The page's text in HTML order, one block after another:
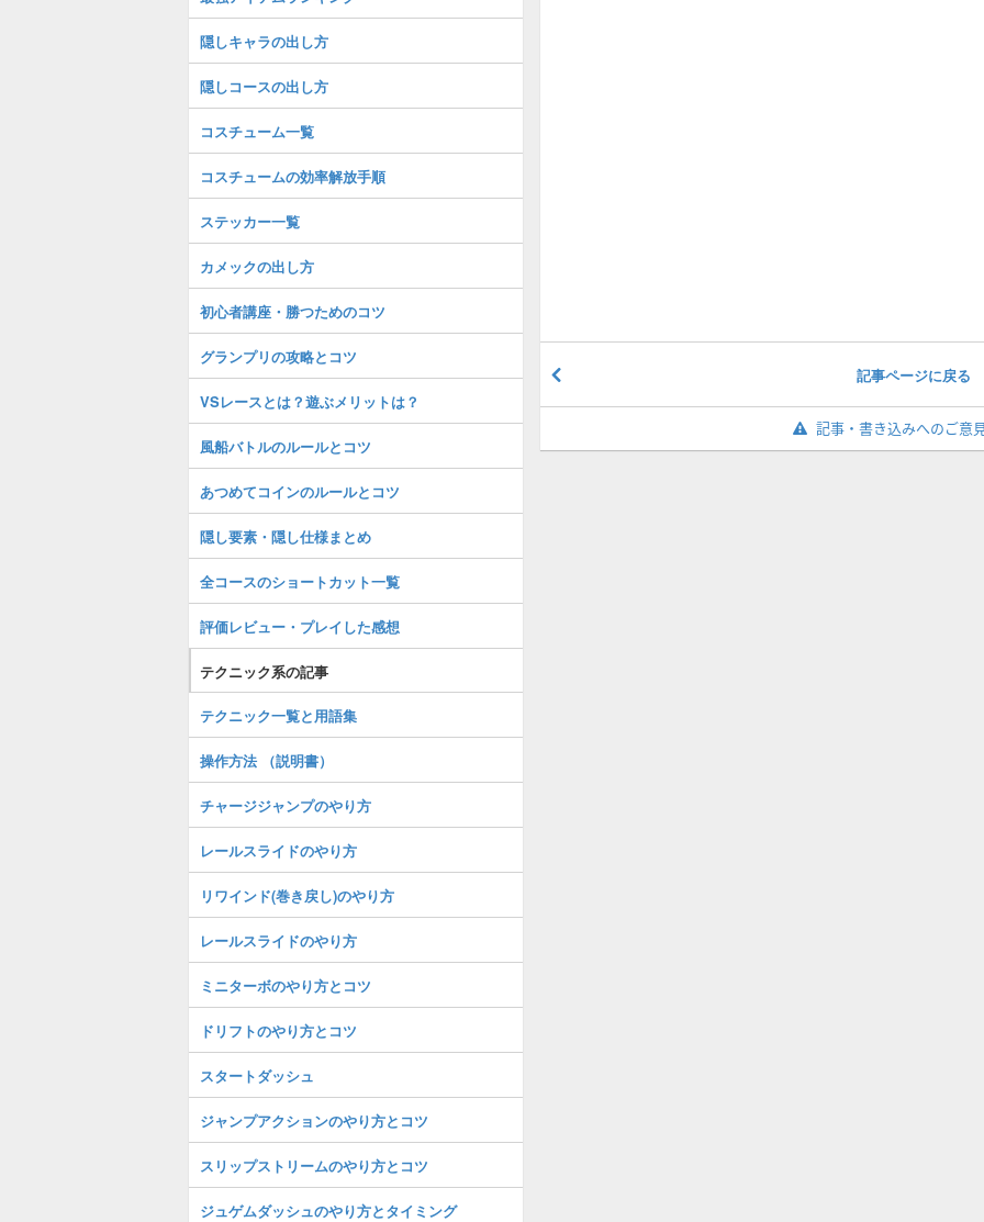
記事ページに戻る
記事・書き込みへのご意
隠しキャラの出し方
隠しコースの出し方
コスチューム一覧
コスチュームの効率解放手順
ステッカー一覧
カメックの出し方
初心者講座・勝つためのコツ
グランプリの攻略とコツ
VSレースとは？遊ぶメリットは？
風船バトルのルールとコツ
あつめてコインのルールとコツ
隠し要素・隠し仕様まとめ
全コースのショートカット一覧
評価レビュー・プレイした感想
テクニック系の記事
テクニック一覧と用語集
操作方法 （説明書）
チャージジャンプのやり方
レールスライドのやり方
リワインド(巻き戻し)のやり方
レールスライドのやり方
ミニターボのやり方とコツ
ドリフトのやり方とコツ
スタートダッシュ
ジャンプアクションのやり方とコツ
スリップストリームのやり方とコツ
ジュゲムダッシュのやり方とタイミング